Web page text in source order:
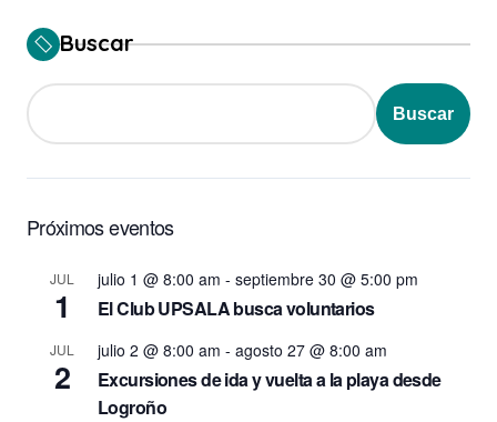
Buscar
Buscar
Próximos eventos
JUL
1
julio 1 @ 8:00 am - septiembre 30 @ 5:00 pm
El Club UPSALA busca voluntarios
JUL
2
julio 2 @ 8:00 am - agosto 27 @ 8:00 am
Excursiones de ida y vuelta a la playa desde
Logroño